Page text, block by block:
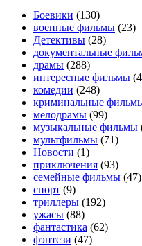
Боевики (130)
военные фильмы (23)
Детективы (28)
документальные
драмы (288)
интересные фильмы
комедии (248)
криминальные
мелодрамы (99)
музыкальные фильмы
мультфильмы (71)
Новости (1)
приключения (93)
семейные фильмы (47)
спорт (9)
триллеры (192)
ужасы (88)
фантастика (62)
фэнтези (47)